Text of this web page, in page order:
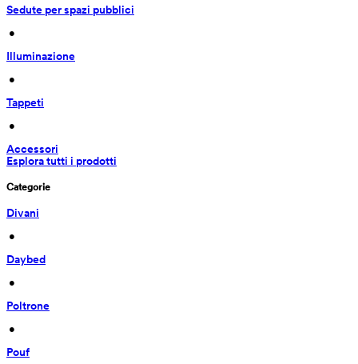
Sedute per spazi pubblici
•
Illuminazione
•
Tappeti
•
Accessori
Esplora tutti i prodotti
Categorie
Divani
•
Daybed
•
Poltrone
•
Pouf